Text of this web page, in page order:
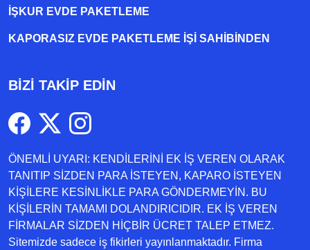
İŞKUR EVDE PAKETLEME
KAPORASIZ EVDE PAKETLEME IŞI SAHIBINDEN
BİZİ TAKİP EDİN
ÖNEMLİ UYARI: KENDİLERİNİ EK İŞ VEREN OLARAK
TANITIP SİZDEN PARA İSTEYEN, KAPARO İSTEYEN
KİŞİLERE KESİNLİKLE PARA GÖNDERMEYİN. BU
KİŞİLERİN TAMAMI DOLANDIRICIDIR. EK İŞ VEREN
FİRMALAR SİZDEN HİÇBİR ÜCRET TALEP ETMEZ.
Sitemizde sadece iş fikirleri yayınlanmaktadır. Firma